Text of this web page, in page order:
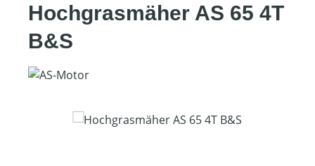
Hochgrasmäher AS 65 4T
B&S
Bildergalerie überspringen